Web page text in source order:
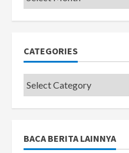
CATEGORIES
Categories
BACA BERITA LAINNYA